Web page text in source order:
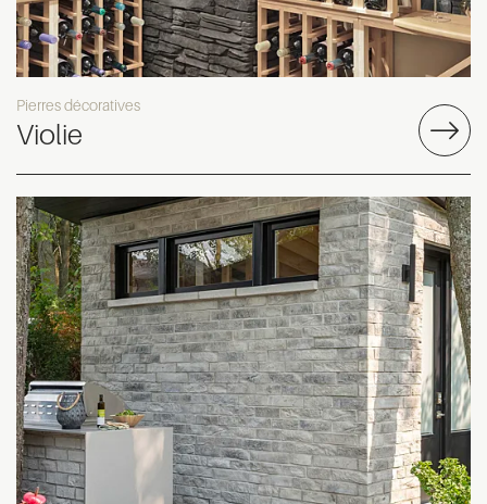
Pierres décoratives
Violie